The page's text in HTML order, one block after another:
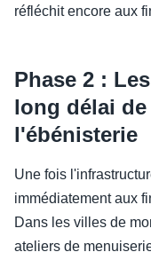
réfléchit encore aux
Phase 2 :
long délai
l'ébénisterie
Une fois
immédiatement aux
Dans les villes de
ateliers de